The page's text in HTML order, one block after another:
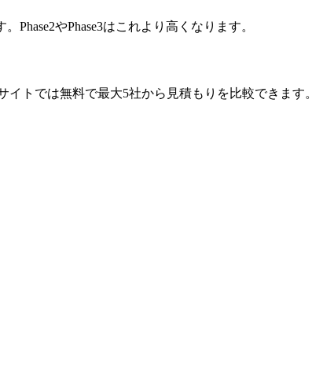
Phase2やPhase3はこれより高くなります。
トでは無料で最大5社から見積もりを比較できます。